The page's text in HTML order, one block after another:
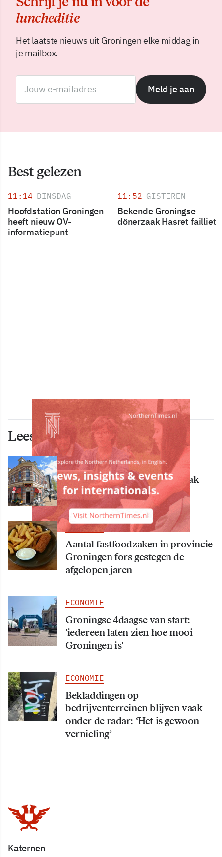
luncheditie
Het laatste nieuws uit Groningen elke middag in
je mailbox.
Meld je aan
Best gelezen
11:14 DINSDAG
Hoofdstation Groningen
heeft nieuw OV-
informatiepunt
11:52 GISTEREN
Bekende Groningse
dönerzaak Hasret failliet
Lees ook deze artikelen
ECONOMIE
Bekende Groningse dönerzaak
Hasret failliet
ECONOMIE
Aantal fastfoodzaken in provincie
Groningen fors gestegen de
afgelopen jaren
ECONOMIE
Groningse 4daagse van start:
'iedereen laten zien hoe mooi
Groningen is'
ECONOMIE
Bekladdingen op
bedrijventerreinen blijven vaak
onder de radar: ‘Het is gewoon
vernieling’
Katernen